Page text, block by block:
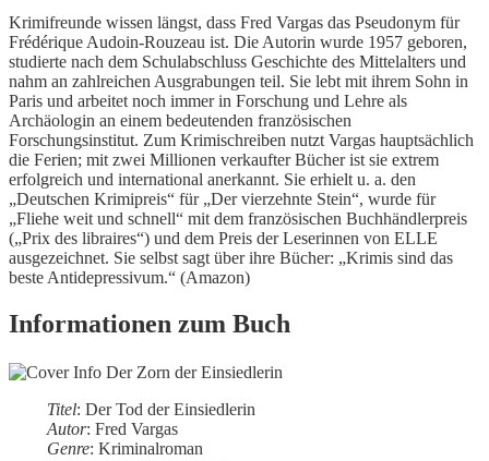
Krimifreunde wissen längst, dass Fred Vargas das Pseudonym für
Frédérique Audoin-Rouzeau ist. Die Autorin wurde 1957 geboren,
studierte nach dem Schulabschluss Geschichte des Mittelalters und
nahm an zahlreichen Ausgrabungen teil. Sie lebt mit ihrem Sohn in
Paris und arbeitet noch immer in Forschung und Lehre als
Archäologin an einem bedeutenden französischen
Forschungsinstitut. Zum Krimischreiben nutzt Vargas hauptsächlich
die Ferien; mit zwei Millionen verkaufter Bücher ist sie extrem
erfolgreich und international anerkannt. Sie erhielt u. a. den
„Deutschen Krimipreis“ für „Der vierzehnte Stein“, wurde für
„Fliehe weit und schnell“ mit dem französischen Buchhändlerpreis
(„Prix des libraires“) und dem Preis der Leserinnen von ELLE
ausgezeichnet. Sie selbst sagt über ihre Bücher: „Krimis sind das
beste Antidepressivum.“ (Amazon)
Informationen zum Buch
Titel: Der Tod der Einsiedlerin
Autor: Fred Vargas
Genre: Kriminalroman